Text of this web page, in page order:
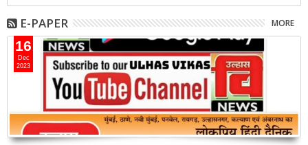
E-PAPER MORE
16
Dec
2023